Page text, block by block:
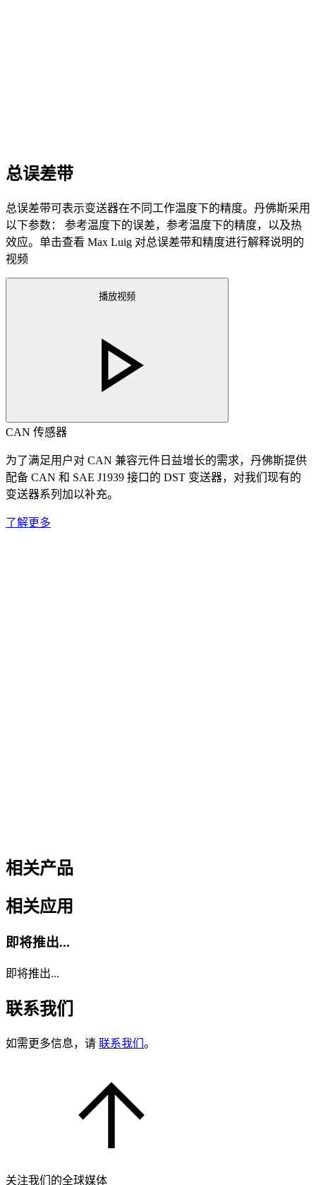
总误差带
总误差带可表示变送器在不同工作温度下的精度。丹佛斯采用
以下参数： 参考温度下的误差，参考温度下的精度，以及热
效应。单击查看 Max Luig 对总误差带和精度进行解释说明的
视频
播放视频
CAN 传感器
为了满足用户对 CAN 兼容元件日益增长的需求，丹佛斯提供
配备 CAN 和 SAE J1939 接口的 DST 变送器，对我们现有的
变送器系列加以补充。
了解更多
相关产品
相关应用
即将推出...
即将推出...
联系我们
如需更多信息，请 联系我们 。
关注我们的全球媒体